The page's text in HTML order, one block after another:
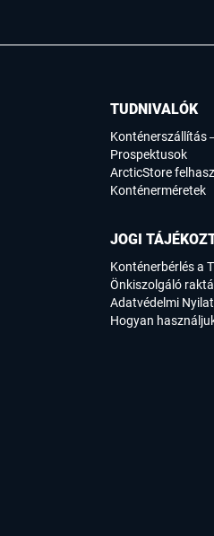
TUDNIVALÓK
Konténerszállítás
Prospektusok
ArcticStore
Konténerméretek
JOGI
Konténerbérlés a
Önkiszolgáló
Adatvédelmi
Hogyan